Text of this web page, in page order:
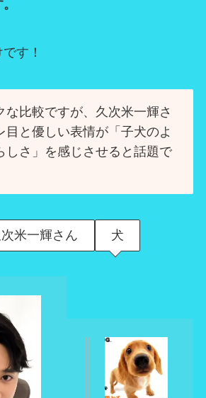
す！
な比較ですが、久次米一輝さ
目と優しい表情が「子犬のよ
しさ」を感じさせると話題で
米一輝さん 犬